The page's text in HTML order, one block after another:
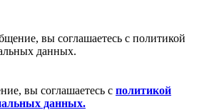
вы соглашаетесь с политикой
данных.
вы соглашаетесь с политикой
данных.